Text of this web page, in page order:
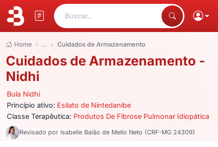
Buscar...
Home … Cuidados de Armazenamento
Cuidados de Armazenamento -
Nidhi
Bula Nidhi
Princípio ativo: Esilato de Nintedanibe
Classe Terapêutica: Produtos De Fibrose Pulmonar Idiopática
Revisado por Isabelle Baião de Mello Neto (CRF-MG 24309)